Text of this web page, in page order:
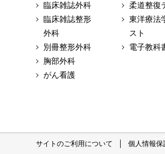
臨床雑誌外科
臨床雑誌整形
外科
別冊整形外科
胸部外科
がん看護
柔道整復
東洋療法
スト
電子教科
サイトのご利用について 個人情報保